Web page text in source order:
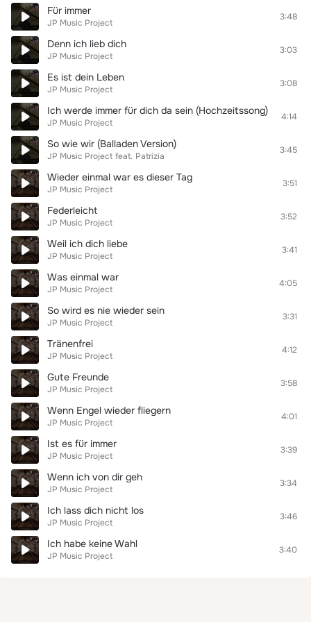
Für immer
JP Music Project
3:48
Denn ich lieb dich
JP Music Project
3:03
Es ist dein Leben
JP Music Project
3:08
Ich werde immer für dich da sein (Hochzeitssong)
JP Music Project
4:14
So wie wir (Balladen Version)
JP Music Project feat. Patrizia
3:45
Wieder einmal war es dieser Tag
JP Music Project
3:51
Federleicht
JP Music Project
3:52
Weil ich dich liebe
JP Music Project
3:41
Was einmal war
JP Music Project
4:05
So wird es nie wieder sein
JP Music Project
3:31
Tränenfrei
JP Music Project
4:12
Gute Freunde
JP Music Project
3:58
Wenn Engel wieder fliegern
JP Music Project
4:01
Ist es für immer
JP Music Project
3:39
Wenn ich von dir geh
JP Music Project
3:34
Ich lass dich nicht los
JP Music Project
3:46
Ich habe keine Wahl
JP Music Project
3:40